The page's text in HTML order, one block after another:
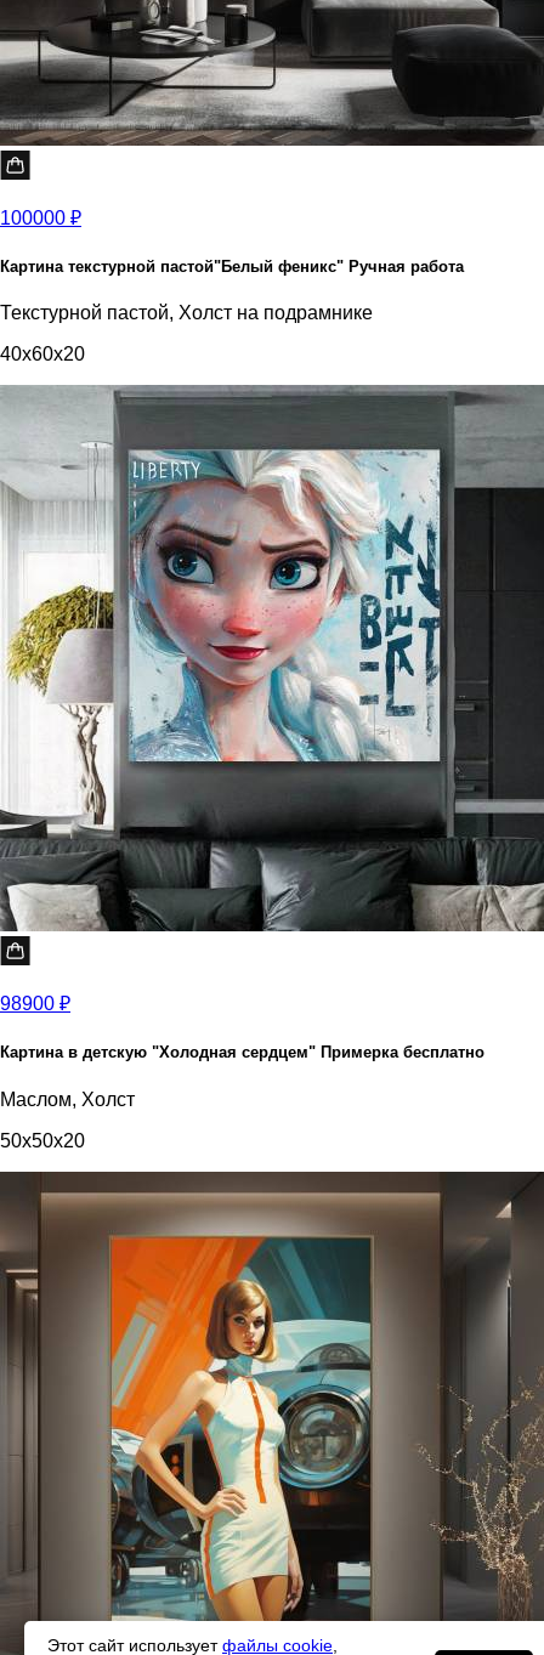
100000 ₽
Картина текстурной пастой"Белый феникс" Ручная работа
Текстурной пастой, Холст на подрамнике
40x60x20
98900 ₽
Картина в детскую "Холодная сердцем" Примерка бесплатно
Маслом, Холст
50x50x20
Этот сайт используетфайлы cookie